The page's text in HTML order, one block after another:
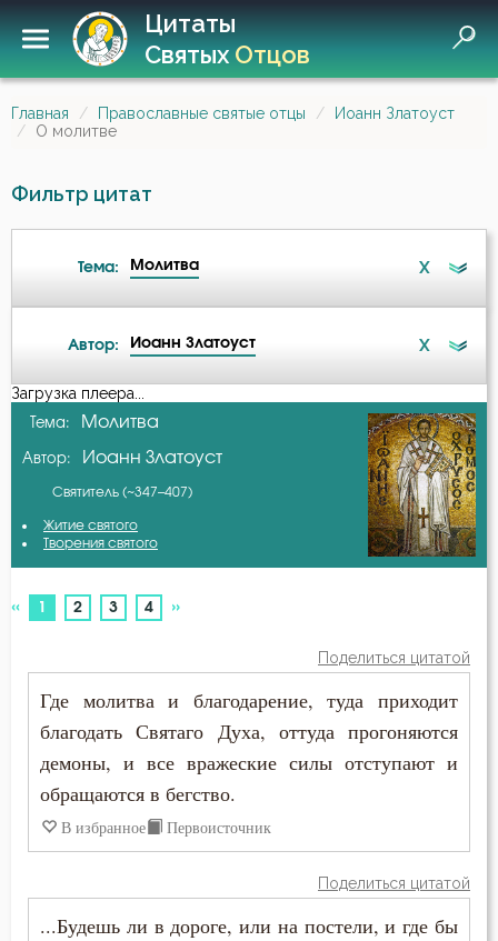
Цитаты
СвятыхОтцов
Главная Православные святые отцы
Иоанн Златоуст
О молитве
Фильтр цитат
Тема: Молитва X
Ад
Ангел Хранитель
Антихрист
Бедность
Безмолвие
Беседа
Беспечность
Автор: Иоанн Златоуст X
А-я
Авва Дорофей
Авва Филимон
Амвросий Медиоланский
Амвросий Оптинский (Гренков)
Антоний Великий
Антоний Оптинский (Путилов)
Варсонофий Оптинский (Плиханков)
Загрузка плеера...
Тема: Молитва
Автор: Иоанн Златоуст
Святитель (~347–407)
Житие святого
Творения святого
« 1 (current)
2 3 4 »
Поделиться цитатой
Где молитва и благодарение, туда приходит
благодать Святаго Духа, оттуда прогоняются
демоны, и все вражеские силы отступают и
обращаются в бегство.
В избранное Первоисточник
Поделиться цитатой
...Будешь ли в дороге, или на постели, и где бы